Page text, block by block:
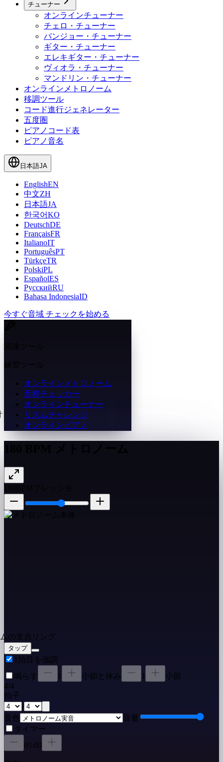
チューナー
オンラインチューナー
チェロ・チューナー
バンジョー・チューナー
ギター・チューナー
エレキギター・チューナー
ヴィオラ・チューナー
マンドリン・チューナー
オンラインメトロノーム
移調ツール
コード進行ジェネレーター
五度圏
ピアノコード表
ピアノ音名
日本語JA
EnglishEN
中文ZH
日本語JA
한국어KO
DeutschDE
FrançaisFR
ItalianoIT
PortuguêsPT
TürkçeTR
PolskiPL
EspañolES
РусскийRU
Bahasa IndonesiaID
今すぐ音域 チェックを始める
練習ツール
オンラインメトロノーム
音程チェッカー
オンラインチューナー
リズムチャレンジ
オンラインピアノ
タップ
1拍目を強調
鳴らす
1 小節 と休み 1
小節
4/4
拍子
/
音色
音量
タイマー
05:00